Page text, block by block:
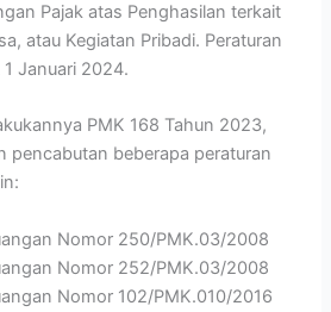
Pajak atas Penghasilan terkait
atau Kegiatan Pribadi. Peraturan
Januari 2024.
PMK 168 Tahun 2023,
pencabutan beberapa peraturan
Nomor 250/PMK.03/2008
Nomor 252/PMK.03/2008
Nomor 102/PMK.010/2016